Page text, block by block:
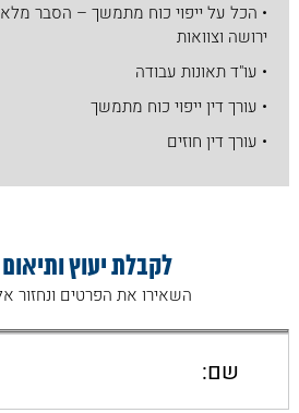
• הכל על ​ייפוי כוח מתמשך – הסבר מלא
ירושה וצוואות
• עו"ד תאונות עבודה
• עורך דין ייפוי כוח מתמשך
• עורך דין חוזים
לקבלת יעוץ
השאירו את הפרטים ונחזור